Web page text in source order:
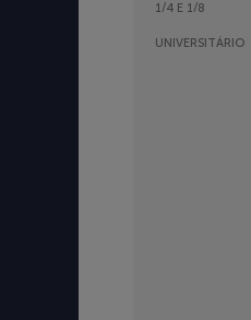
1/4 E 1/8
UNIVERSITÁRIO